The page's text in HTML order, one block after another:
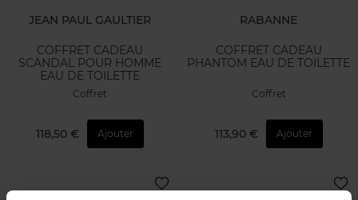
JEAN PAUL GAULTIER
COFFRET CADEAU
SCANDAL POUR HOMME
EAU DE TOILETTE
Coffret
118,50 € Ajouter
RABANNE
COFFRET CADEAU
PHANTOM EAU DE TOILETTE
Coffret
113,90 € Ajouter